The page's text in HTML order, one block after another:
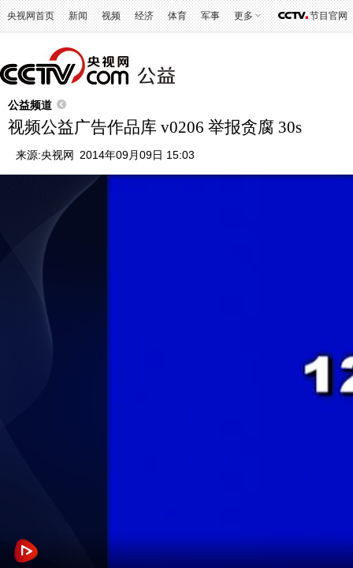
央视网首页 新闻 视频 经济 体育 军事 更多 节目官网
公益频道
视频公益广告作品库 v0206 举报贪腐 30s
来源:央视网 2014年09月09日 15:03